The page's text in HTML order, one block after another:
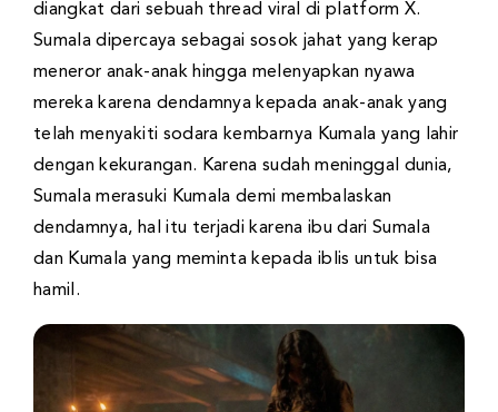
diangkat dari sebuah thread viral di platform X.
Sumala dipercaya sebagai sosok jahat yang kerap
meneror anak-anak hingga melenyapkan nyawa
mereka karena dendamnya kepada anak-anak yang
telah menyakiti sodara kembarnya Kumala yang lahir
dengan kekurangan. Karena sudah meninggal dunia,
Sumala merasuki Kumala demi membalaskan
dendamnya, hal itu terjadi karena ibu dari Sumala
dan Kumala yang meminta kepada iblis untuk bisa
hamil.